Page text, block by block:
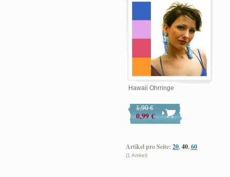
Hawaii Ohrringe
1,90 €
0,99 €
Artikel pro Seite: 20,40,60
(1 Artikel)